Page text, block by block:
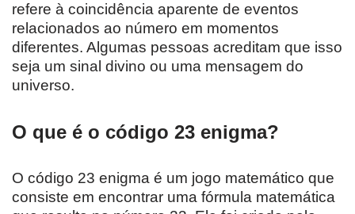
refere à coincidência aparente de eventos
relacionados ao número em momentos
diferentes. Algumas pessoas acreditam que isso
seja um sinal divino ou uma mensagem do
universo.
O que é o código 23 enigma?
O código 23 enigma é um jogo matemático que
consiste em encontrar uma fórmula matemática